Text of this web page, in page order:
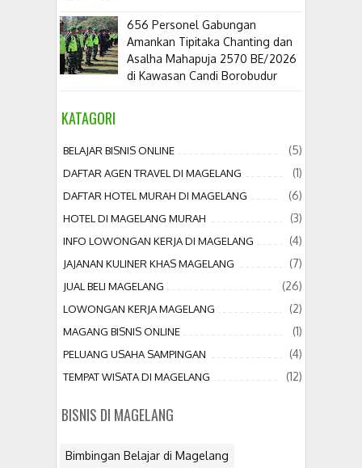
656 Personel Gabungan
Amankan Tipitaka Chanting dan
Asalha Mahapuja 2570 BE/2026
di Kawasan Candi Borobudur
KATAGORI
BELAJAR BISNIS ONLINE (5)
DAFTAR AGEN TRAVEL DI MAGELANG (1)
DAFTAR HOTEL MURAH DI MAGELANG (6)
HOTEL DI MAGELANG MURAH (3)
INFO LOWONGAN KERJA DI MAGELANG (4)
JAJANAN KULINER KHAS MAGELANG (7)
JUAL BELI MAGELANG (26)
LOWONGAN KERJA MAGELANG (2)
MAGANG BISNIS ONLINE (1)
PELUANG USAHA SAMPINGAN (4)
TEMPAT WISATA DI MAGELANG (12)
BISNIS DI MAGELANG
Bimbingan Belajar di Magelang